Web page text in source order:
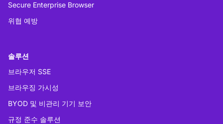
Secure Enterprise Browser
위협 예방
솔루션
브라우저 SSE
브라우징 가시성
BYOD 및 비관리 기기 보안
규정 준수 솔루션